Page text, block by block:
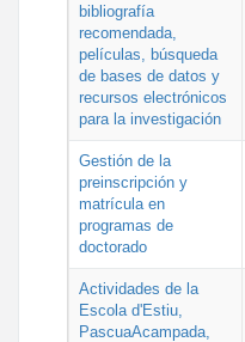
bibliografía
recomendada,
películas, búsqueda
de bases de datos y
recursos electrónicos
para la investigación
Gestión de la
preinscripción y
matrícula en
programas de
doctorado
Actividades de la
Escola d'Estiu,
PascuaAcampada,